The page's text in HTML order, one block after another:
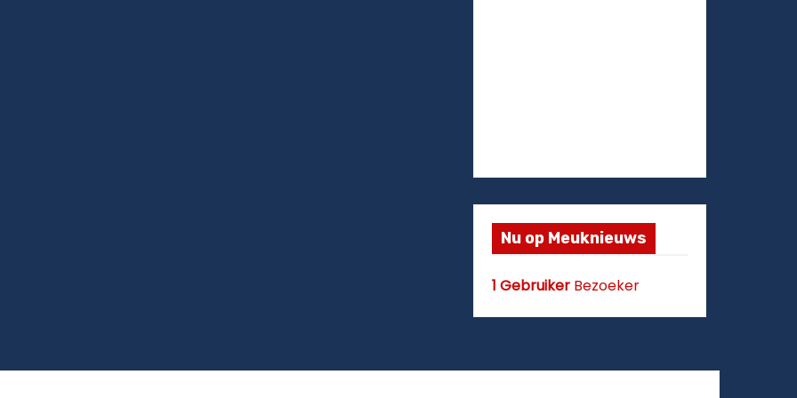
Nu op Meuknieuws
1 GebruikerBezoeker